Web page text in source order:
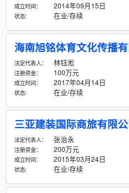
成立时间： 2014年09月15日
状态: 在业/存续
海南旭铭体育文化传播
法定代表人： 林钰淞
注册资金： 100万元
成立时间： 2017年04月14日
状态: 在业/存续
三亚建装国际商旅有限
法定代表人： 张治永
注册资金： 200万元
成立时间： 2015年03月24日
状态: 在业/存续